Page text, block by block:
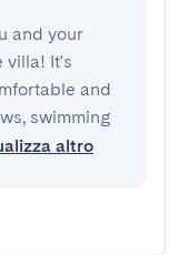
and your
villa! It's
and
swimming
altro